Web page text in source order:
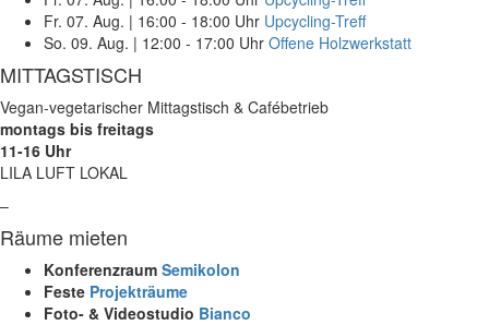
Fr. 07. Aug. | 16:00 - 18:00 Uhr Upcycling-Treff
So. 09. Aug. | 12:00 - 17:00 Uhr Offene Holzwerkstatt
MITTAGSTISCH
Vegan-vegetarischer Mittagstisch & Cafébetrieb
montags bis freitags
11-16 Uhr
LILA LUFT LOKAL
–
Räume mieten
Konferenzraum Semikolon
Feste Projekträume
Foto- & Videostudio Bianco